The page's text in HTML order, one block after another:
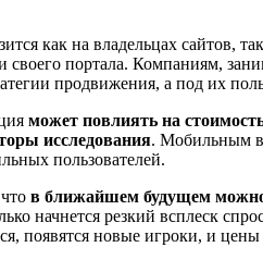
как на владельцах сайтов,
своего портала. Компаниям,
продвижения, а под их
может повлиять на
исследования. Мобильным
пользователей.
в ближайшем будущем можно
начнется резкий всплеск
появятся новые игроки, и